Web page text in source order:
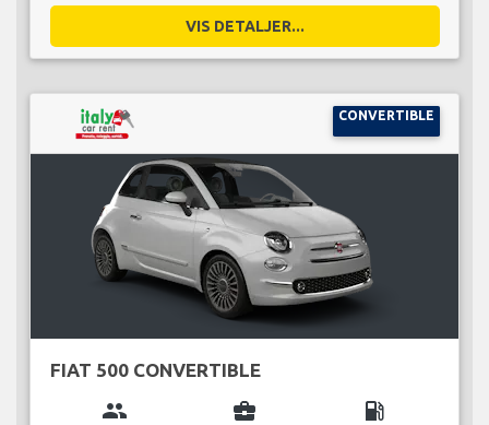
VIS DETALJER...
CONVERTIBLE
FIAT 500 CONVERTIBLE
group business_center local_gas_station